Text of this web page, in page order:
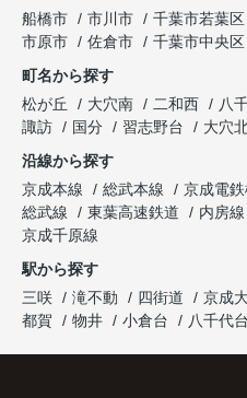
船橋市
市川市 千葉市若葉区
市原市
佐倉市 千葉市中央区
町名から探す
松が丘
大穴南 二和西 八
諏訪
国分 習志野台
大穴
沿線から探す
京成本線
総武本線 京成電
総武線
東葉高速鉄道 内房線
京成千原線
駅から探す
三咲
滝不動 四街道 京成
都賀
物井 小倉台 八千代台